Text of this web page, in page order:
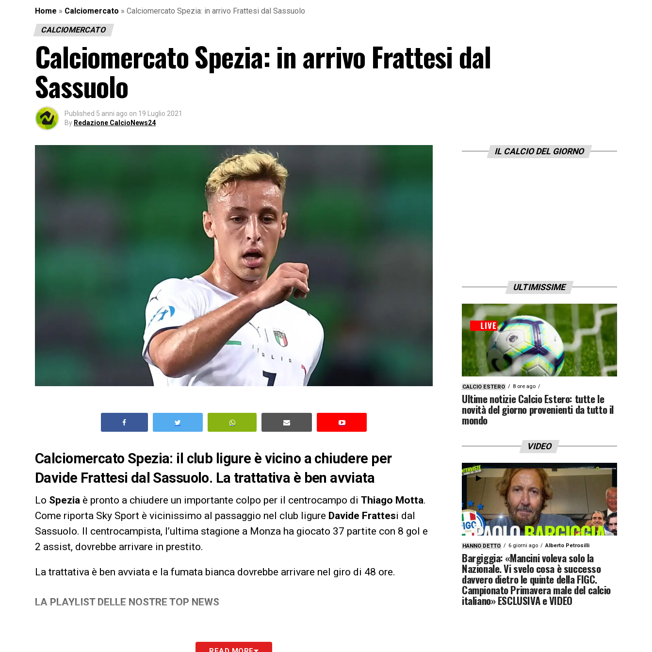
Home » Calciomercato » Calciomercato Spezia: in arrivo Frattesi dal Sassuolo
CALCIOMERCATO
Calciomercato Spezia: in arrivo Frattesi dal
Sassuolo
Published 5 anni ago on 19 Luglio 2021
By Redazione CalcioNews24
Calciomercato Spezia: il club ligure è vicino a chiudere per
Davide Frattesi dal Sassuolo. La trattativa è ben avviata
Lo Spezia è pronto a chiudere un importante colpo per il centrocampo di Thiago Motta.
Come riporta Sky Sport è vicinissimo al passaggio nel club ligure Davide Frattesi dal
Sassuolo. Il centrocampista, l’ultima stagione a Monza ha giocato 37 partite con 8 gol e
2 assist, dovrebbe arrivare in prestito.
La trattativa è ben avviata e la fumata bianca dovrebbe arrivare nel giro di 48 ore.
LA PLAYLIST DELLE NOSTRE TOP NEWS
IL CALCIO DEL GIORNO
ULTIMISSIME
CALCIO ESTERO 8 ore ago
Ultime notizie Calcio Estero: tutte le
novità del giorno provenienti da tutto il
mondo
VIDEO
HANNO DETTO 6 giorni ago Alberto Petrosilli
Bargiggia: «Mancini voleva solo la
Nazionale. Vi svelo cosa è successo
davvero dietro le quinte della FIGC.
Campionato Primavera male del calcio
italiano» ESCLUSIVA e VIDEO